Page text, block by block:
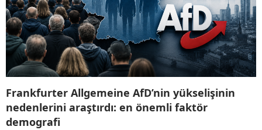
Frankfurter Allgemeine AfD’nin yükselişinin
nedenlerini araştırdı: en önemli faktör
demografi